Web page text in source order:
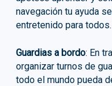
navegación tu ayuda
entretenido para todos.
Guardias a bordo: En
organizar turnos de
todo el mundo pueda